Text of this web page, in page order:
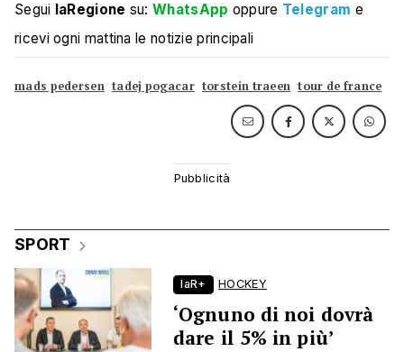
Segui laRegione su:WhatsApp oppure Telegram e
ricevi ogni mattina le notizie principali
mads pedersen tadej pogacar torstein traeen tour de france
SPORT
laR+ HOCKEY
‘Ognuno di noi dovrà
dare il 5% in più’